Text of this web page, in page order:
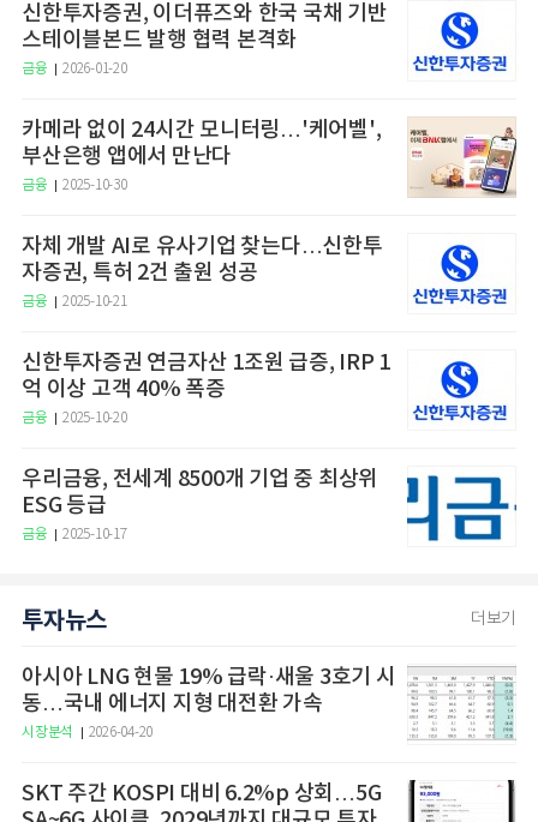
신한투자증권, 이더퓨즈와 한국 국채 기반
스테이블본드 발행 협력 본격화
금융 2026-01-20
카메라 없이 24시간 모니터링…'케어벨',
부산은행 앱에서 만난다
금융 2025-10-30
자체 개발 AI로 유사기업 찾는다…신한투
자증권, 특허 2건 출원 성공
금융 2025-10-21
신한투자증권 연금자산 1조원 급증, IRP 1
억 이상 고객 40% 폭증
금융 2025-10-20
우리금융, 전세계 8500개 기업 중 최상위
ESG 등급
금융 2025-10-17
투자뉴스 더보기
아시아 LNG 현물 19% 급락·새울 3호기 시
동…국내 에너지 지형 대전환 가속
시장분석 2026-04-20
SKT 주간 KOSPI 대비 6.2%p 상회…5G